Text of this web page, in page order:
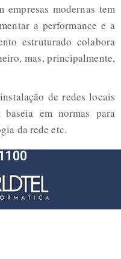
empresas modernas tem
a performance e a
estruturado colabora
mas, principalmente,
de redes locais
em normas para
da rede etc.